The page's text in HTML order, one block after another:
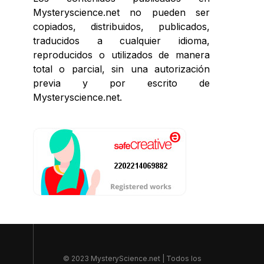
Mysteryscience.net no pueden ser
copiados, distribuidos, publicados,
traducidos a cualquier idioma,
reproducidos o utilizados de manera
total o parcial, sin una autorización
previa y por escrito de
Mysteryscience.net.
© 2023 MysteryScience.net | Todos los